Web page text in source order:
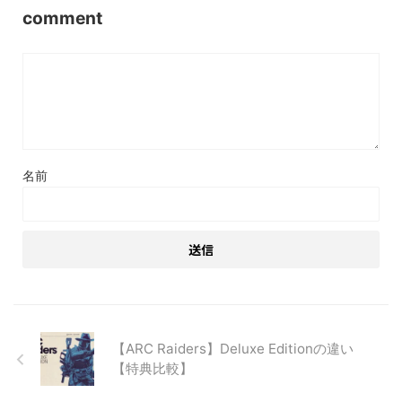
comment
名前
【ARC Raiders】Deluxe Editionの違い
【特典比較】